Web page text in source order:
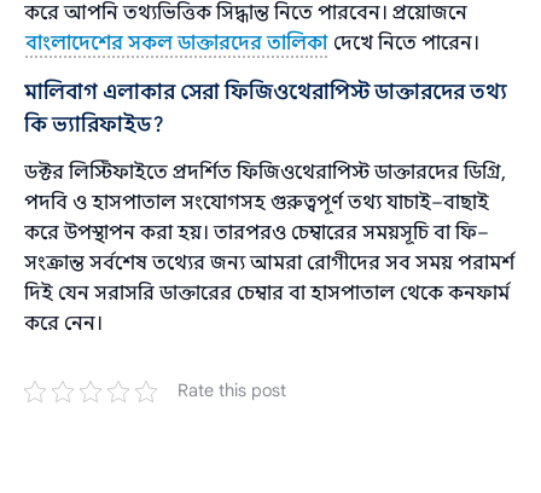
করে আপনি তথ্যভিত্তিক সিদ্ধান্ত নিতে পারবেন। প্রয়োজনে
বাংলাদেশের সকল ডাক্তারদের তালিকা দেখে নিতে পারেন।
মালিবাগ এলাকার সেরা ফিজিওথেরাপিস্ট ডাক্তারদের তথ্য
কি ভ্যারিফাইড?
ডক্টর লিস্টিফাইতে প্রদর্শিত ফিজিওথেরাপিস্ট ডাক্তারদের ডিগ্রি,
পদবি ও হাসপাতাল সংযোগসহ গুরুত্বপূর্ণ তথ্য যাচাই–বাছাই
করে উপস্থাপন করা হয়। তারপরও চেম্বারের সময়সূচি বা ফি–
সংক্রান্ত সর্বশেষ তথ্যের জন্য আমরা রোগীদের সব সময় পরামর্শ
দিই যেন সরাসরি ডাক্তারের চেম্বার বা হাসপাতাল থেকে কনফার্ম
করে নেন।
Rate this post